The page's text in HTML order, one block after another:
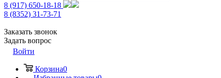
8 (917) 650-18-18
8 (8352) 31-73-71
Заказать звонок
Задать вопрос
Войти
Корзина0